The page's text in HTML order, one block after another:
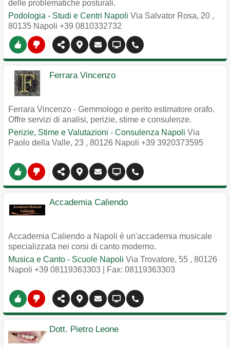
delle problematiche posturali.
Podologia - Studi e Centri Napoli Via Salvator Rosa, 20 ,
80135 Napoli +39 0810332732
Ferrara Vincenzo
Ferrara Vincenzo - Gemmologo e perito estimatore orafo.
Offre servizi di analisi, perizie, stime e consulenze.
Perizie, Stime e Valutazioni - Consulenza Napoli Via
Paolo della Valle, 23 , 80126 Napoli +39 3920373595
Accademia Caliendo
Accademia Caliendo a Napoli è un'accademia musicale
specializzata nei corsi di canto moderno.
Musica e Canto - Scuole Napoli Via Trovatore, 55 , 80126
Napoli +39 08119363303 | Fax: 08119363303
Dott. Pietro Leone